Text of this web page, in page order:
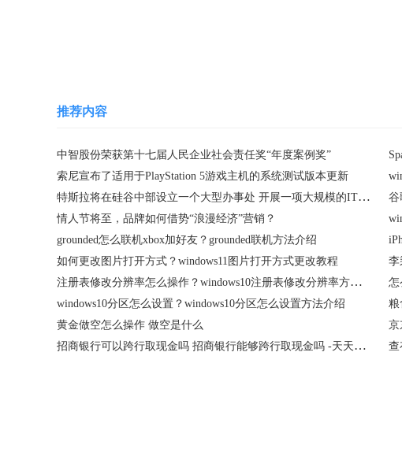
推荐内容
中智股份荣获第十七届人民企业社会责任奖“年度案例奖”
索尼宣布了适用于PlayStation 5游戏主机的系统测试版本更新
特斯拉将在硅谷中部设立一个大型办事处 开展一项大规模的IT人才招聘活动
情人节将至，品牌如何借势“浪漫经济”营销？
grounded怎么联机xbox加好友？grounded联机方法介绍
如何更改图片打开方式？windows11图片打开方式更改教程 李
注册表修改分辨率怎么操作？windows10注册表修改分辨率方法介绍
怎
windows10分区怎么设置？windows10分区怎么设置方法介绍
粮
黄金做空怎么操作 做空是什么
京
招商银行可以跨行取现金吗 招商银行能够跨行取现金吗 -天天微速讯 查